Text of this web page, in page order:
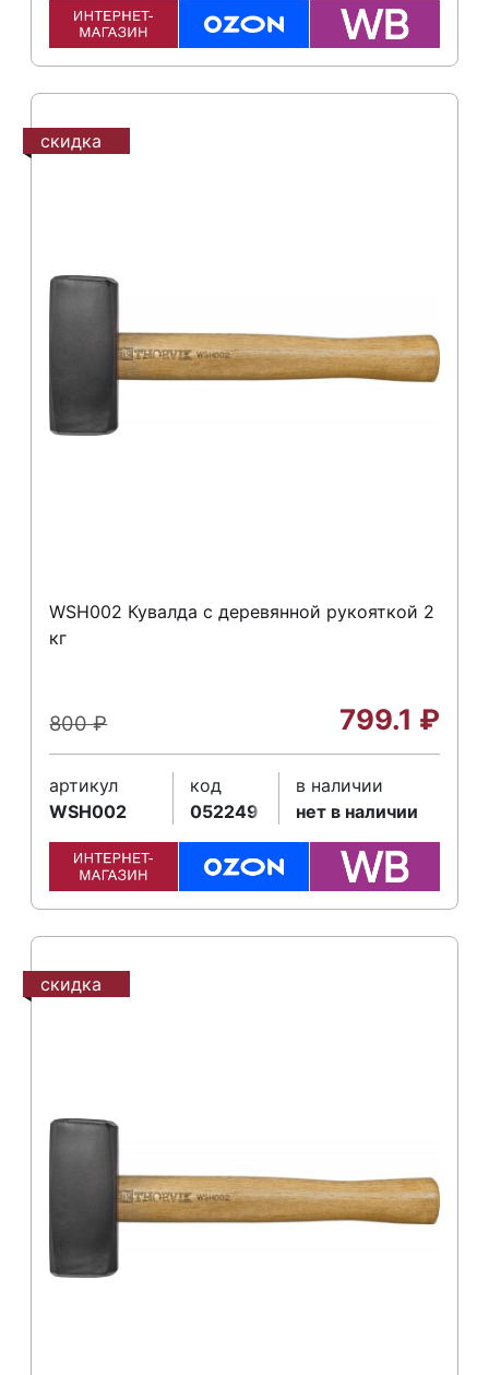
скидка
WSH002 Кувалда с деревянной рукояткой 2
кг
800₽ 799.1 ₽
артикул
WSH002
код
052249
в наличии
нет в наличии
скидка